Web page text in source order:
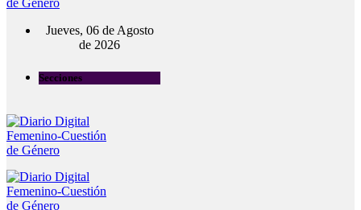
Jueves, 06 de Agosto
de 2026
Secciones